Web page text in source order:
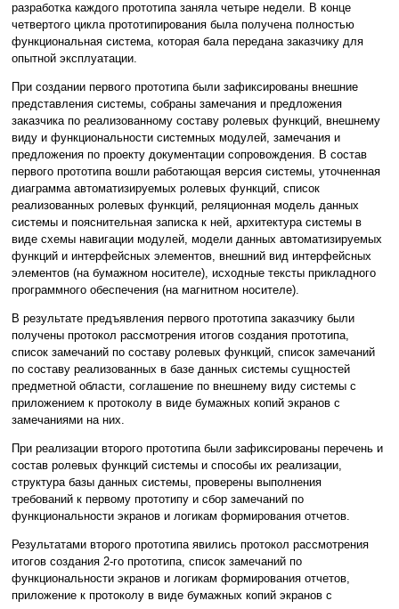
разработка каждого прототипа заняла четыре недели. В конце
четвертого цикла прототипирования была получена полностью
функциональная система, которая бала передана заказчику для
опытной эксплуатации.
При создании первого прототипа были зафиксированы внешние
представления системы, собраны замечания и предложения
заказчика по реализованному составу ролевых функций, внешнему
виду и функциональности системных модулей, замечания и
предложения по проекту документации сопровождения. В состав
первого прототипа вошли работающая версия системы, уточненная
диаграмма автоматизируемых ролевых функций, список
реализованных ролевых функций, реляционная модель данных
системы и пояснительная записка к ней, архитектура системы в
виде схемы навигации модулей, модели данных автоматизируемых
функций и интерфейсных элементов, внешний вид интерфейсных
элементов (на бумажном носителе), исходные тексты прикладного
программного обеспечения (на магнитном носителе).
В результате предъявления первого прототипа заказчику были
получены протокол рассмотрения итогов создания прототипа,
список замечаний по составу ролевых функций, список замечаний
по составу реализованных в базе данных системы сущностей
предметной области, соглашение по внешнему виду системы с
приложением к протоколу в виде бумажных копий экранов с
замечаниями на них.
При реализации второго прототипа были зафиксированы перечень и
состав ролевых функций системы и способы их реализации,
структура базы данных системы, проверены выполнения
требований к первому прототипу и сбор замечаний по
функциональности экранов и логикам формирования отчетов.
Результатами второго прототипа явились протокол рассмотрения
итогов создания 2-го прототипа, список замечаний по
функциональности экранов и логикам формирования отчетов,
приложение к протоколу в виде бумажных копий экранов с